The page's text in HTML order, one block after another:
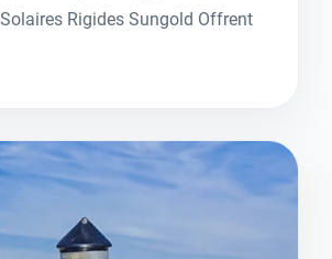
Rigides Sungold Offrent